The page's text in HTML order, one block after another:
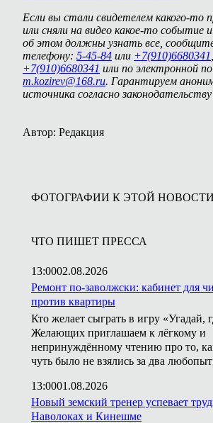
Если вы стали свидетелем какого-то
или сняли на видео какое-то событие
об этом должны узнать все,
телефону: 5-45-84 или +7(910)6680341
+7(910)6680341 или по электронной
m.kozirev@168.ru. Гарантируем
источника согласно
Автор: Редакция
ФОТОГРАФИИ К ЭТОЙ НОВОСТИ
ЧТО ПИШЕТ ПРЕССА
13:0002.08.2026
Ремонт по-заволжски: кабинет для
против квартиры
Кто желает сыграть в игру «Угадай,
Желающих приглашаем к лёгкому и
непринуждённому чтению про то,
чуть было не взялись за два
13:0001.08.2026
Новый земский тренер успевает
Наволоках и Кинешме